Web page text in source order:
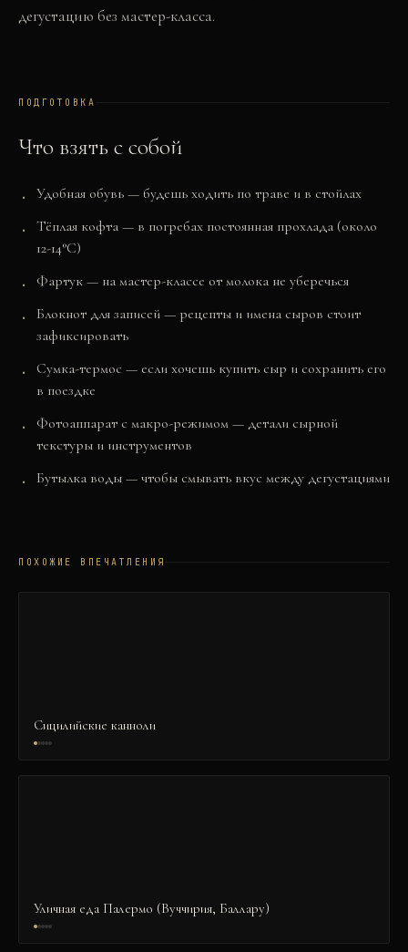
дегустацию без мастер-класса.
ПОДГОТОВКА
Что взять с собой
Удобная обувь — будешь ходить по траве и в стойлах
Тёплая кофта — в погребах постоянная прохлада (около
12-14°C)
Фартук — на мастер-классе от молока не уберечься
Блокнот для записей — рецепты и имена сыров стоит
зафиксировать
Сумка-термос — если хочешь купить сыр и сохранить его
в поездке
Фотоаппарат с макро-режимом — детали сырной
текстуры и инструментов
Бутылка воды — чтобы смывать вкус между дегустациями
ПОХОЖИЕ ВПЕЧАТЛЕНИЯ
Сицилийские канноли
Уличная еда Палермо (Вуччирия, Баллару)